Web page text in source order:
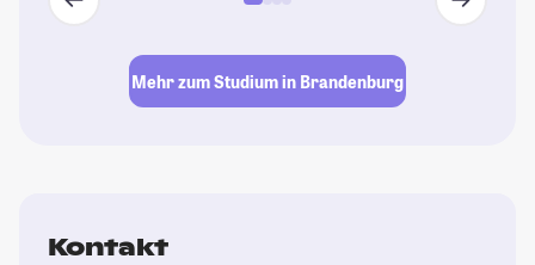
Mehr zum Studium in Brandenburg
Kontakt